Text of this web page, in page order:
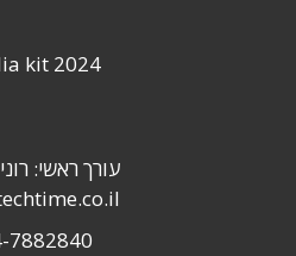
Media kit 2024
עורך ראשי: רוני ליפשיץ
roni@techtime.co.il
054-7882840